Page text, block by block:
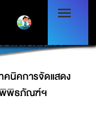
นิคการจัดแสดงใน
มพิพิธภัณฑ์ฯ
คนิคการจัดแสดง
พิธภัณฑ์ฯ